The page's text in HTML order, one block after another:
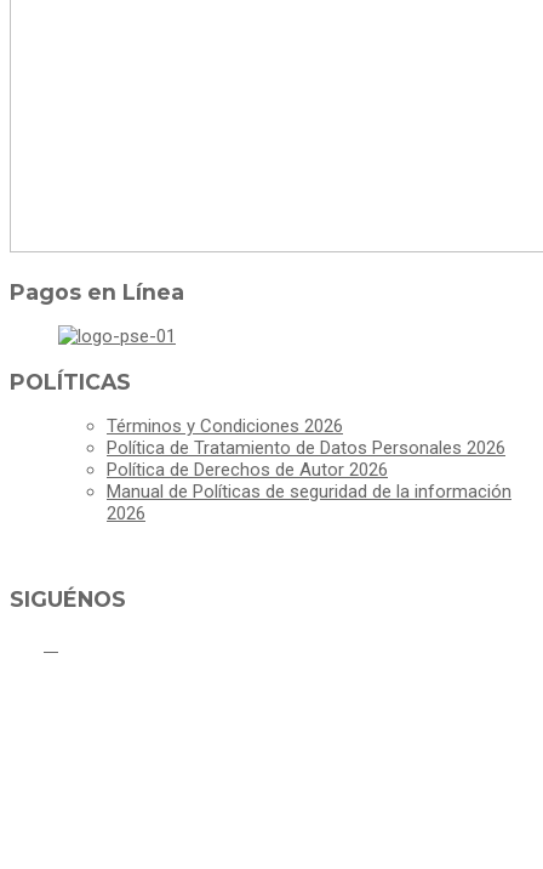
Pagos en Línea
POLÍTICAS
Términos y Condiciones 2026
Política de Tratamiento de Datos Personales 2026
Política de Derechos de Autor 2026
Manual de Políticas de seguridad de la información
2026
SIGUÉNOS